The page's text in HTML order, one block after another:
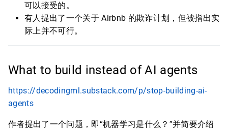
可以接受的。
有人提出了一个关于 Airbnb 的欺诈计划，但被指出实
际上并不可行。
What to build instead of AI agents
https://decodingml.substack.com/p/stop-building-ai-
agents
作者提出了一个问题，即“机器学习是什么？”并简要介绍